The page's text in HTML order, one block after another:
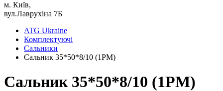
м. Київ,
вул.Лаврухіна 7Б
ATG Ukraine
Комплектуючі
Сальники
Сальник 35*50*8/10 (1PM)
Сальник 35*50*8/10 (1PM)